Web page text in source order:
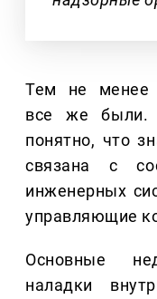
Тем не менее
все же были.
понятно, что
связана с
инженерных
управляющие
Основные
наладки